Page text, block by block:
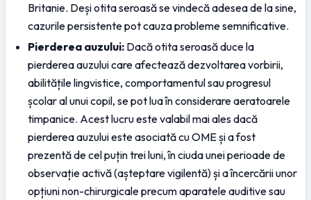
Britanie. Deși otita seroasă se vindecă adesea de la sine,
cazurile persistente pot cauza probleme semnificative.
Pierderea auzului: Dacă otita seroasă duce la
pierderea auzului care afectează dezvoltarea vorbirii,
abilitățile lingvistice, comportamentul sau progresul
școlar al unui copil, se pot lua în considerare aeratoarele
timpanice. Acest lucru este valabil mai ales dacă
pierderea auzului este asociată cu OME și a fost
prezentă de cel puțin trei luni, în ciuda unei perioade de
observație activă (așteptare vigilentă) și a încercării unor
opțiuni non-chirurgicale precum aparatele auditive sau